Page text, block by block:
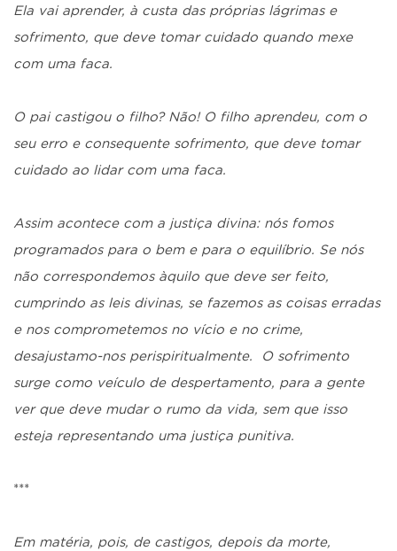
Ela vai aprender, à custa das próprias lágrimas e
sofrimento, que deve tomar cuidado quando mexe
com uma faca.
O pai castigou o filho? Não! O filho aprendeu, com o
seu erro e consequente sofrimento, que deve tomar
cuidado ao lidar com uma faca.
Assim acontece com a justiça divina: nós fomos
programados para o bem e para o equilíbrio. Se nós
não correspondemos àquilo que deve ser feito,
cumprindo as leis divinas, se fazemos as coisas erradas
e nos comprometemos no vício e no crime,
desajustamo-nos perispiritualmente. O sofrimento
surge como veículo de despertamento, para a gente
ver que deve mudar o rumo da vida, sem que isso
esteja representando uma justiça punitiva.
***
Em matéria, pois, de castigos, depois da morte,